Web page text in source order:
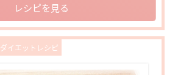
レシピを見る
ダイエットレシピ